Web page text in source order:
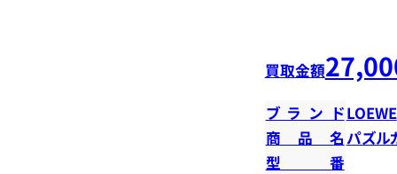
買取金額
ブランドLOEWE
商品名 パズル
型番